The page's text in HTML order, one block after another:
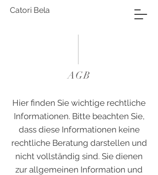
Catori Bela
AGB
Hier finden Sie wichtige rechtliche
Informationen. Bitte beachten Sie,
dass diese Informationen keine
rechtliche Beratung darstellen und
nicht vollständig sind. Sie dienen
zur allgemeinen Information und